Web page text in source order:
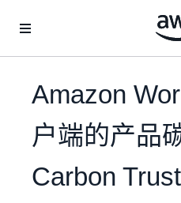
Amazon
户端的产品
Carbon